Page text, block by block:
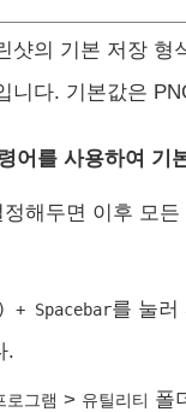
샷의 기본 저장
니다. 기본값은
어를 사용하여 기
해두면 이후 모
+ Spacebar를 눌러
.
로그램 > 유틸리티 폴